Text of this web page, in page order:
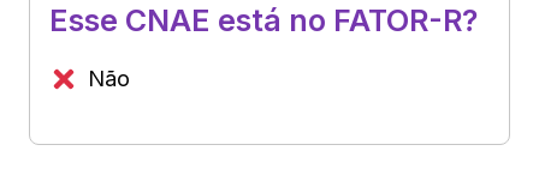
Esse CNAE está no FATOR-R?
Não